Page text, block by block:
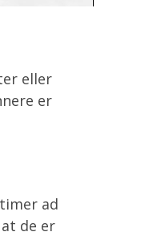
eller
er
ad
de er